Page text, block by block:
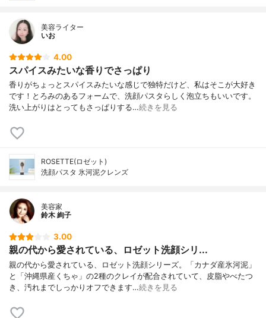
美容ライター
いお
4.00
スパイスみたいな香りでさっぱり
香りがちょっとスパイスみたいな感じで独特だけど、私はそこが大好き
です！とろみのあるフォームで、洗顔パスタらしく泡立ちもいいです。
洗い上がりはとってもさっぱりする…続きを見る
ROSETTE(ロゼット)
洗顔パスタ 氷河泥クレンズ
美容家
鈴木 絢子
3.00
親の代から愛されている、ロゼット洗顔シリ...
親の代から愛されている、ロゼット洗顔シリーズ。「カナダ産氷河泥」
と「沖縄県産くちゃ」の2種のクレイが配合されていて、皮脂やべたつ
き、汚れまでしっかりオフできます…続きを見る